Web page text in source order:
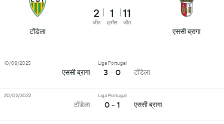
टोंडेला
2
जीत
1
ड्रॉस
11
जीत
एससी ब्रागा
एससी ब्रागा
Liga Portugal
3 - 0 टोंडेला
10/08/2025
टोंडेला
Liga Portugal
0 - 1 एससी ब्रागा
20/02/2022